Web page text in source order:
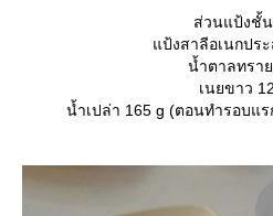
ส่วนแป้งชั้
ป้งสาลีอเนกประ
น้ำตาลทรา
เนยขาว
น้ำเปล่า 165 g (ตอนทำรอบ